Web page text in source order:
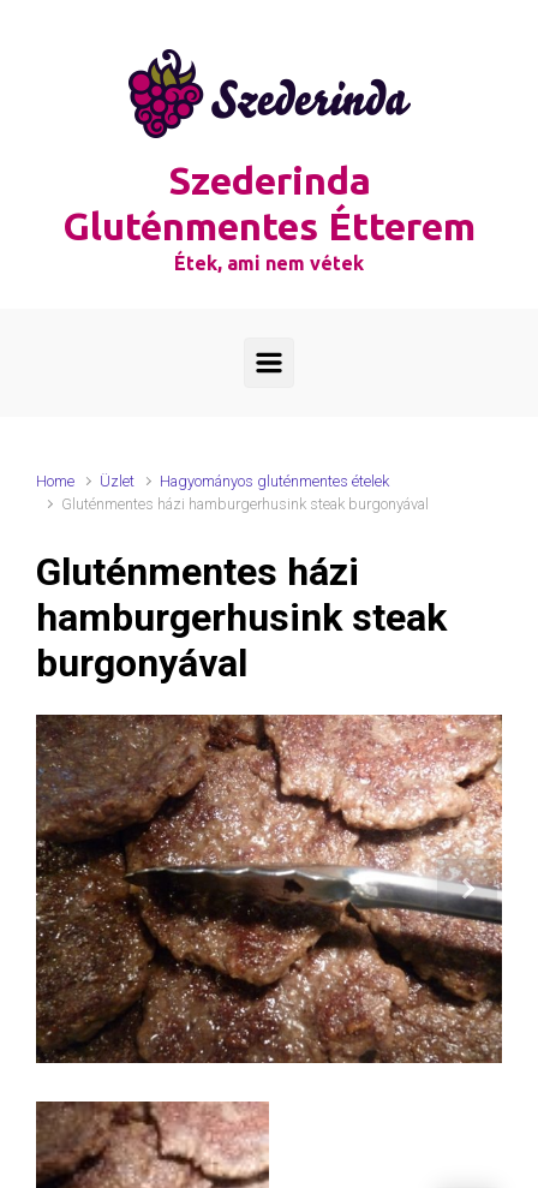
Szederinda
Gluténmentes Étterem
Étek, ami nem vétek
Home Üzlet
Hagyományos gluténmentes ételek
Gluténmentes házi hamburgerhusink steak burgonyával
Gluténmentes házi
hamburgerhusink steak
burgonyával
Next